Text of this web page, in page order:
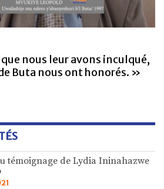
nous leur avons inculqué,
Buta nous ont honorés. »
témoignage de Lydia Ininahazwe